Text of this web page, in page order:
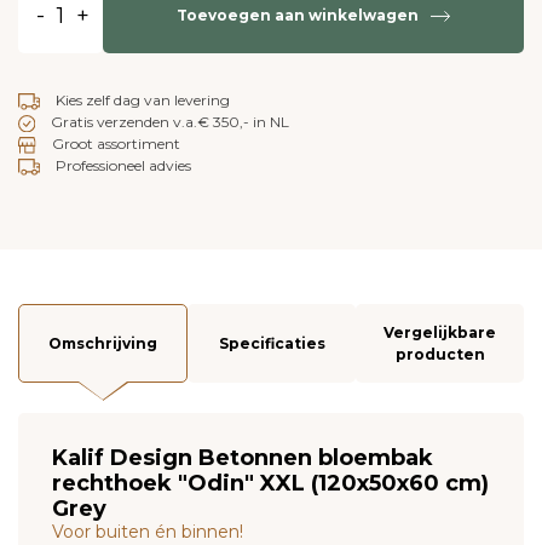
- + Toevoegen aan winkelwagen
Kies zelf dag van levering
Gratis verzenden v.a.€ 350,- in NL
Groot assortiment
Professioneel advies
Omschrijving Specificaties
Vergelijkbare
producten
Kalif Design Betonnen bloembak
rechthoek "Odin" XXL (120x50x60 cm)
Grey
Voor buiten én binnen!